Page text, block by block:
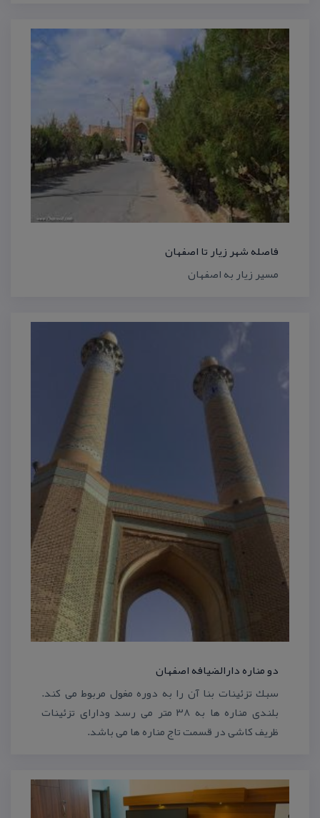
فاصله شهر زیار تا اصفهان
مسیر زیار به اصفهان
دو مناره دارالضیافه اصفهان
سبك تزئینات بنا آن را به دوره مغول مربوط می كند.
بلندی مناره ها به ۳۸ متر می رسد ودارای تزئینات
ظریف كاشی در قسمت تاج مناره ها می باشد.